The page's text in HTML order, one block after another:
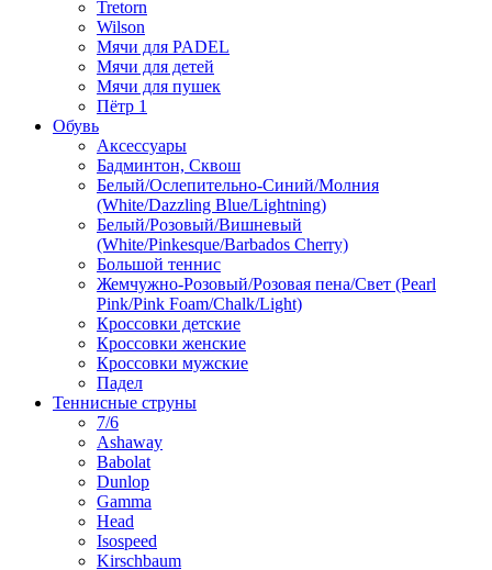
Tretorn
Wilson
Мячи для PADEL
Мячи для детей
Мячи для пушек
Пётр 1
Обувь
Аксессуары
Бадминтон, Сквош
Белый/Ослепительно-Синий/Молния
(White/Dazzling Blue/Lightning)
Белый/Розовый/Вишневый
(White/Pinkesque/Barbados Cherry)
Большой теннис
Жемчужно-Розовый/Розовая пена/Свет (Pearl
Pink/Pink Foam/Chalk/Light)
Кроссовки детские
Кроссовки женские
Кроссовки мужские
Падел
Теннисные струны
7/6
Ashaway
Babolat
Dunlop
Gamma
Head
Isospeed
Kirschbaum